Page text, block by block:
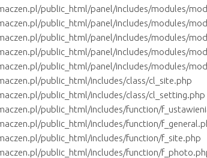
public_html/panel/includes/modules/
public_html/panel/includes/modules/
public_html/panel/includes/modules/
public_html/panel/includes/modules/
public_html/panel/includes/modules/
public_html/includes/class/cl_site.php
public_html/includes/class/cl_setting.php
public_html/includes/function/
public_html/includes/function/
public_html/includes/function/f_site.php
public_html/includes/function/